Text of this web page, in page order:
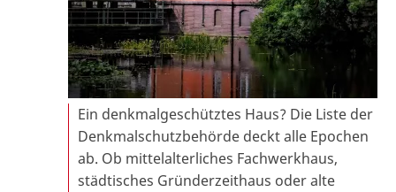
Ein denkmalgeschütztes Haus? Die Liste der
Denkmalschutzbehörde deckt alle Epochen
ab. Ob mittelalterliches Fachwerkhaus,
städtisches Gründerzeithaus oder alte